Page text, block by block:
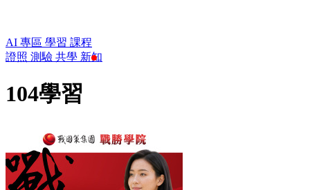
AI 專區 學習 課程
證照 測驗 共學 新知
104學習